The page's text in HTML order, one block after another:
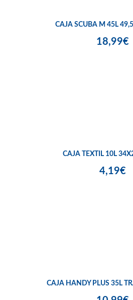
CAJA SCUBA M 45L
18,99€
CAJA TEXTIL 10L
4,19€
CAJA HANDY PLUS 35L